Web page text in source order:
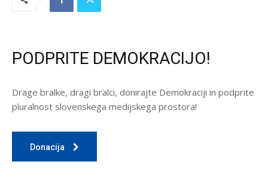
PODPRITE DEMOKRACIJO!
Drage bralke, dragi bralci, donirajte Demokraciji in podprite
pluralnost slovenskega medijskega prostora!
Donacija